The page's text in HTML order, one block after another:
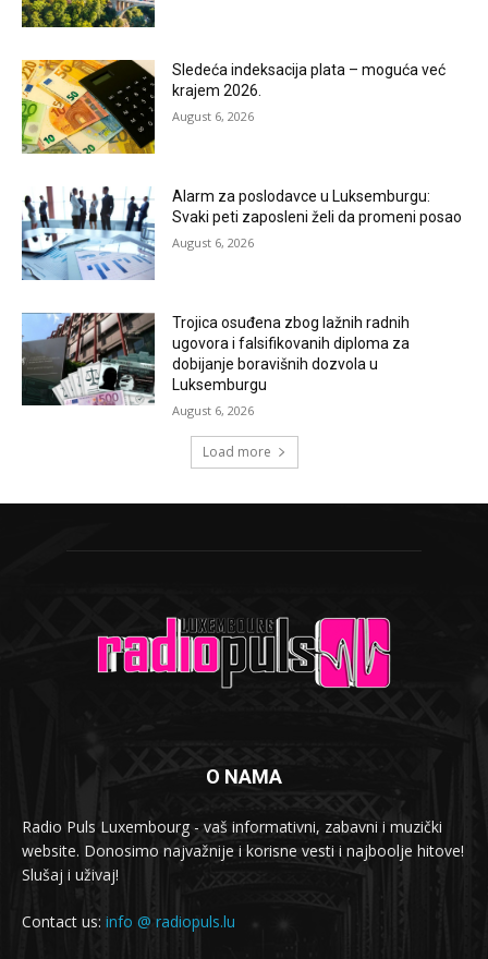
Sledeća indeksacija plata – moguća već
krajem 2026.
August 6, 2026
Alarm za poslodavce u Luksemburgu:
Svaki peti zaposleni želi da promeni posao
August 6, 2026
Trojica osuđena zbog lažnih radnih
ugovora i falsifikovanih diploma za
dobijanje boravišnih dozvola u
Luksemburgu
August 6, 2026
Load more
O NAMA
Radio Puls Luxembourg - vaš informativni, zabavni i muzički
website. Donosimo najvažnije i korisne vesti i najboolje hitove!
Slušaj i uživaj!
Contact us: info @ radiopuls.lu